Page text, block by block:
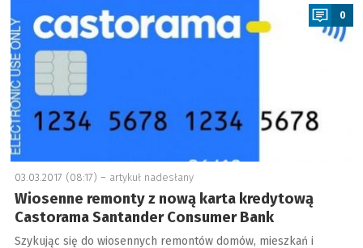
0
03.03.2017 (08:17) – artykuł nadesłany
Wiosenne remonty z nową karta kredytową
Castorama Santander Consumer Bank
Szykując się do wiosennych remontów domów, mieszkań i